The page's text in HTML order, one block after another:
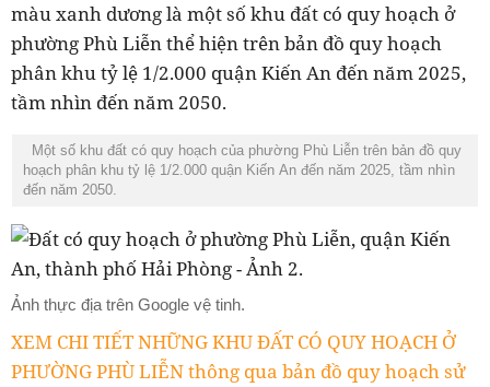
màu xanh dương là một số khu đất có quy hoạch ở
phường Phù Liễn thể hiện trên bản đồ quy hoạch
phân khu tỷ lệ 1/2.000 quận Kiến An đến năm 2025,
tầm nhìn đến năm 2050.
Một số khu đất có quy hoạch của phường Phù Liễn trên bản đồ quy
hoạch phân khu tỷ lệ 1/2.000 quận Kiến An đến năm 2025, tầm nhìn
đến năm 2050.
Ảnh thực địa trên Google vệ tinh.
XEM CHI TIẾT NHỮNG KHU ĐẤT CÓ QUY HOẠCH Ở
PHƯỜNG PHÙ LIỄN thông qua bản đồ quy hoạch sử